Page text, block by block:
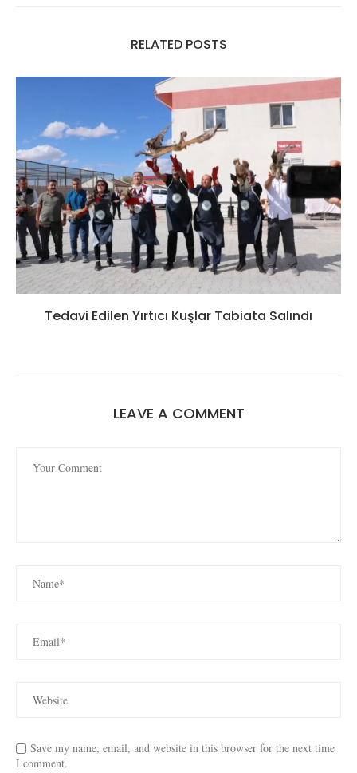
RELATED POSTS
Tedavi Edilen Yırtıcı Kuşlar Tabiata Salındı
LEAVE A COMMENT
Save my name, email, and website in this browser for the next time
I comment.